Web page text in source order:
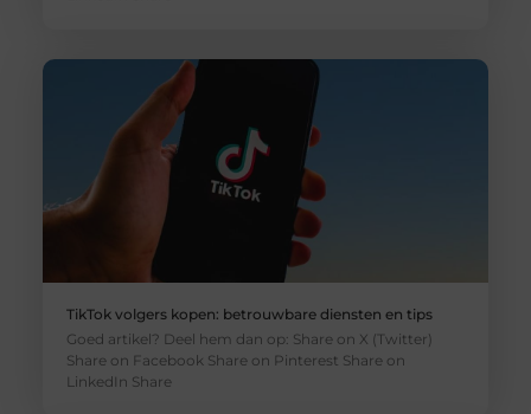
TikTok volgers kopen: betrouwbare diensten en tips
Goed artikel? Deel hem dan op: Share on X (Twitter)
Share on Facebook Share on Pinterest Share on
LinkedIn Share